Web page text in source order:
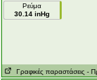
Ρεύμα
30.14 inHg
Γραφικές παραστάσεις -